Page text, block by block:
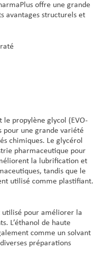
offre une grande
avantages structurels et
le propylène glycol (EVO-
pour une grande variété
chimiques. Le glycérol
pharmaceutique pour
la lubrification et
tandis que le
utilisé comme plastifiant.
utilisé pour améliorer la
L’éthanol de haute
comme un solvant
préparations